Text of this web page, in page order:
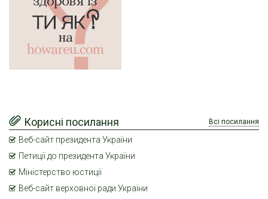
Корисні посилання Всі посилання
Веб-сайт президента України
Петиції до президента України
Міністерство юстиції
Веб-сайт верховної ради України